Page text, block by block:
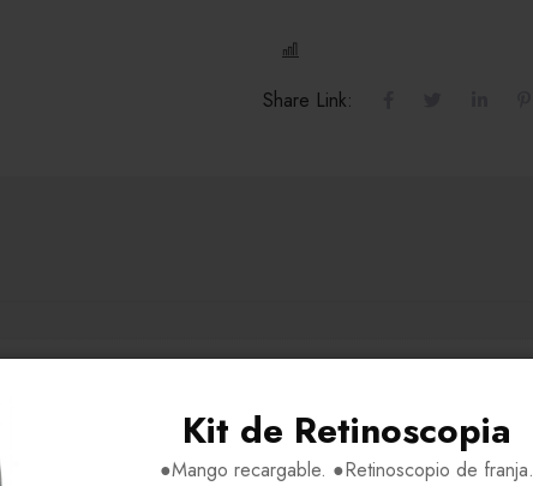
Kit de Retinoscopia
●Mango recargable. ●Retinoscopio de franja.
Share Link: